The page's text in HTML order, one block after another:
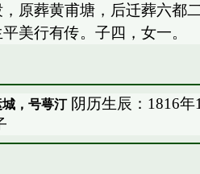
原葬黄甫塘，后迁葬六都
美行有传。子四，女一。
，号萼汀阴历生辰：1816年